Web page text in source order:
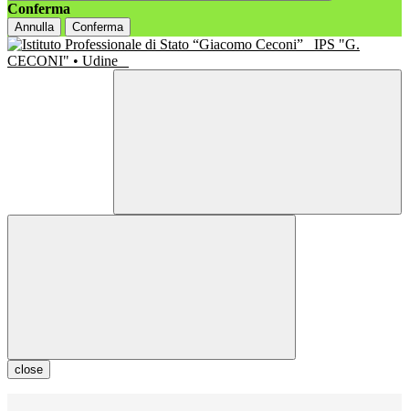
Conferma
Annulla Conferma
IPS "G.
CECONI" • Udine
close